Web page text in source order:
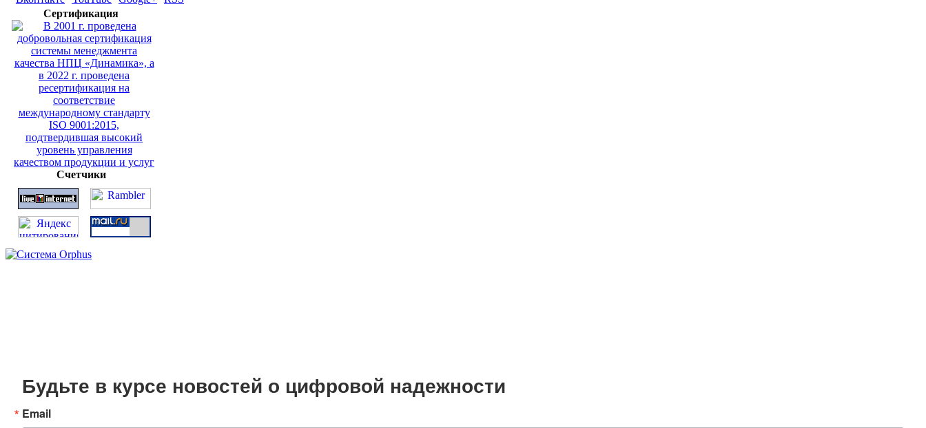
Сертификация
Счетчики
Будьте в курсе новостей о цифровой надежности
Email